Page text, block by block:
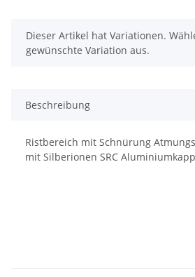
x
Dieser Artikel hat Variationen.
gewünschte Variation aus.
Beschreibung
Ristbereich mit Schnürung
mit Silberionen SRC